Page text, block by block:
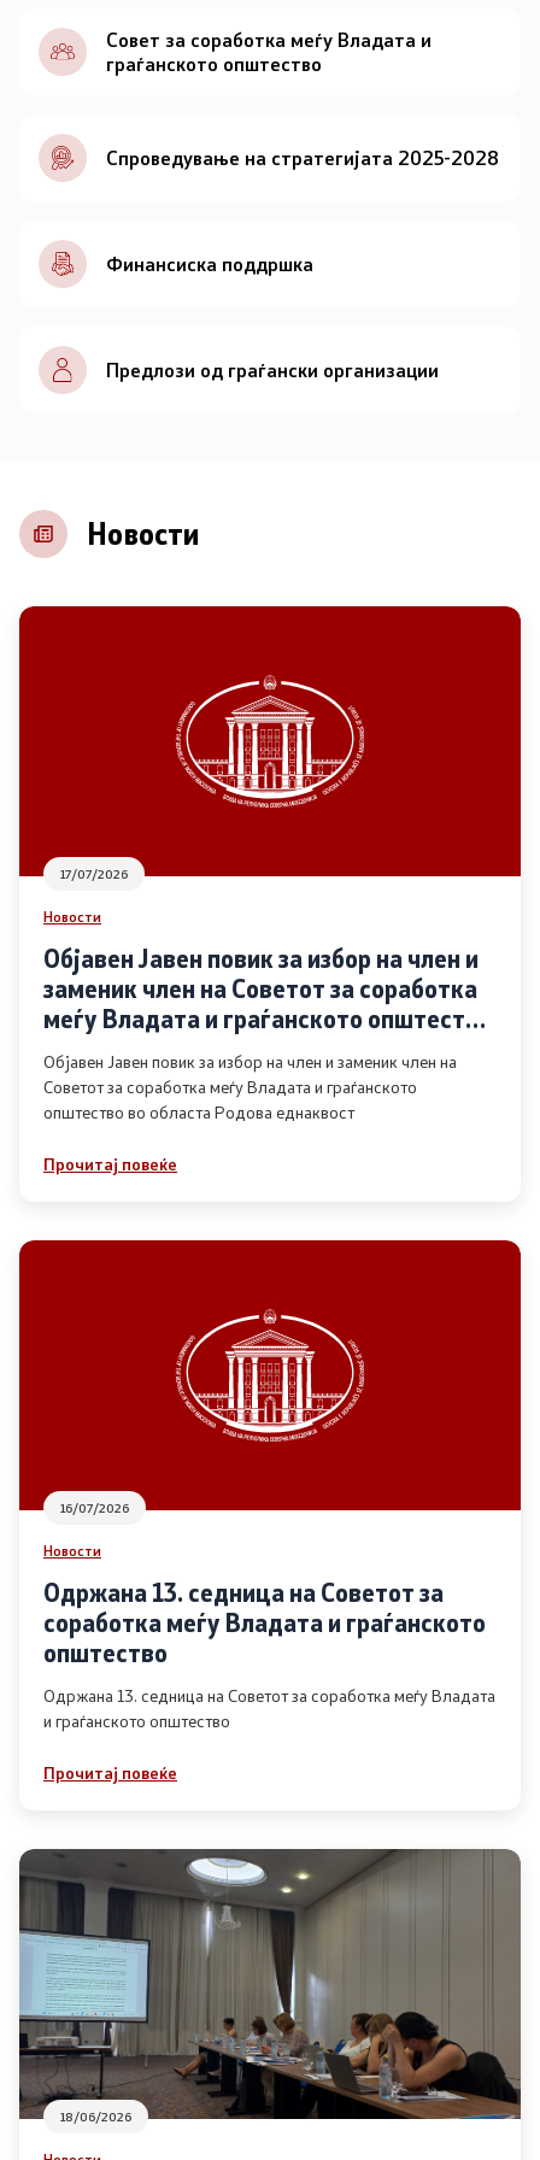
Документи
Совет
За советот
Документи
Записници и дневни редови од седниците на
Советот
Контакт
Основање на здружение
Дијалог меѓу Владата и граѓанскиот сектор
Отворени денови за иницијативи на граѓанските
организации
Финансиска поддршка
Извештаи
Список на ОЈИ
Контакт
Контакт
Линкови
Изјава за пристапност
Со еден клик до сите услуги
Совет за соработка меѓу Владата и
граѓанското општество
Спроведување на стратегијата 2025-2028
Финансиска поддршка
Предлози од граѓански организации
Новости
17/07/2026
Новости
Објавен Јавен повик за избор на член и
заменик член на Советот за соработка
меѓу Владата и граѓанското општество
во областа Родова еднаквост
Објавен Јавен повик за избор на член и заменик член на
Советот за соработка меѓу Владата и граѓанското
општество во областа Родова еднаквост
Прочитај повеќе
16/07/2026
Новости
Одржана 13. седница на Советот за
соработка меѓу Владата и граѓанското
општество
Одржана 13. седница на Советот за соработка меѓу Владата
и граѓанското општество
Прочитај повеќе
18/06/2026